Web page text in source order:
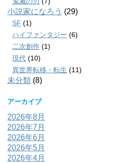
小説家になろう (29)
SF (1)
ハイファンタジー (6)
二次創作 (1)
現代 (10)
異世界転移・転生 (11)
未分類 (8)
アーカイブ
2026年8月
2026年7月
2026年6月
2026年5月
2026年4月